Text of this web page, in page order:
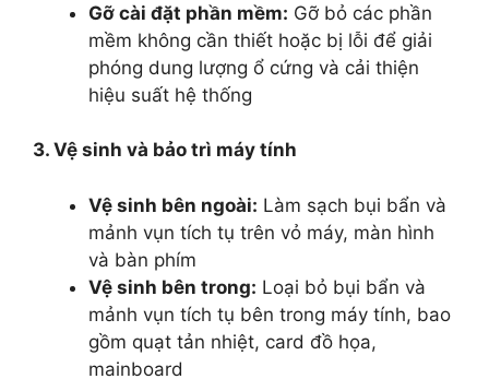
Gỡ cài đặt phần mềm: Gỡ bỏ các phần
mềm không cần thiết hoặc bị lỗi để giải
phóng dung lượng ổ cứng và cải thiện
hiệu suất hệ thống
3. Vệ sinh và bảo trì máy tính
Vệ sinh bên ngoài: Làm sạch bụi bẩn và
mảnh vụn tích tụ trên vỏ máy, màn hình
và bàn phím
Vệ sinh bên trong: Loại bỏ bụi bẩn và
mảnh vụn tích tụ bên trong máy tính, bao
gồm quạt tản nhiệt, card đồ họa,
mainboard